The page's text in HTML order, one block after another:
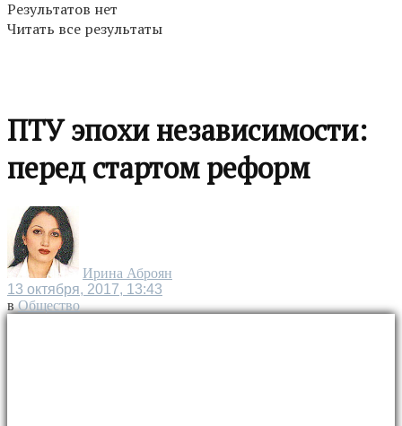
Результатов нет
Читать все результаты
ПТУ эпохи независимости:
перед стартом реформ
Ирина Аброян
13 октября, 2017, 13:43
в Общество